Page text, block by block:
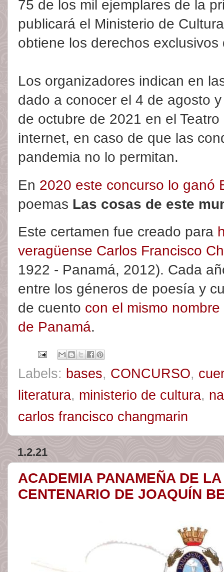
75 de los mil ejemplares de la
publicará el Ministerio de
obtiene los derechos
Los organizadores indican en
dado a conocer el 4 de agosto
de octubre de 2021 en el
internet, en caso de que las
pandemia no lo permitan.
En 2020 este concurso lo ganó
poemas Las cosas de este
Este certamen fue creado para
veragüense Carlos Francisco
1922 - Panamá, 2012). Cada
entre los géneros de poesía y
de cuento con el mismo
de Panamá.
Labels: bases, CONCURSO,
literatura, ministerio de cultura,
carlos francisco changmarin
1.2.21
ACADEMIA PANAMEÑA DE
CENTENARIO DE JOAQUÍN